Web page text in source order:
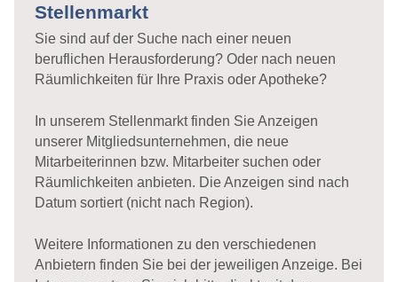
Stellenmarkt
Sie sind auf der Suche nach einer neuen
beruflichen Herausforderung? Oder nach neuen
Räumlichkeiten für Ihre Praxis oder Apotheke?
In unserem Stellenmarkt finden Sie Anzeigen
unserer Mitgliedsunternehmen, die neue
Mitarbeiterinnen bzw. Mitarbeiter suchen oder
Räumlichkeiten anbieten. Die Anzeigen sind nach
Datum sortiert (nicht nach Region).
Weitere Informationen zu den verschiedenen
Anbietern finden Sie bei der jeweiligen Anzeige. Bei